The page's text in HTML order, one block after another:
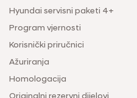
Hyundai servisni paketi 4+
Program vjernosti
Korisnički priručnici
Ažuriranja
Homologacija